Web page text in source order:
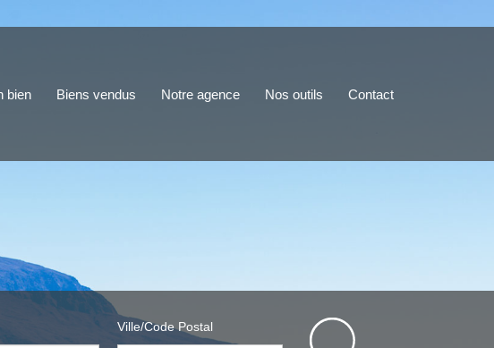
bien Biens vendus Notre agence Nos outils Contact
Ville/Code Postal